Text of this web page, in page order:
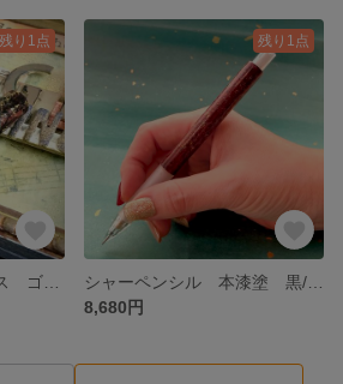
残り1点 残り1点
8,680円